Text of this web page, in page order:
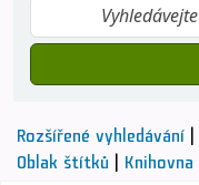
Rozšířené vyhledávání
Oblak štítků Knihovna